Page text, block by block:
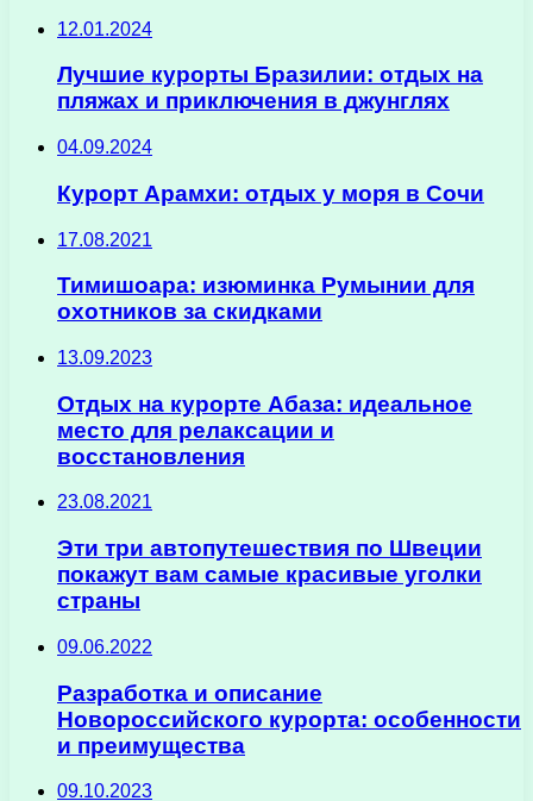
12.01.2024
Лучшие курорты Бразилии: отдых на
пляжах и приключения в джунглях
04.09.2024
Курорт Арамхи: отдых у моря в Сочи
17.08.2021
Тимишоара: изюминка Румынии для
охотников за скидками
13.09.2023
Отдых на курорте Абаза: идеальное
место для релаксации и
восстановления
23.08.2021
Эти три автопутешествия по Швеции
покажут вам самые красивые уголки
страны
09.06.2022
Разработка и описание
Новороссийского курорта: особенности
и преимущества
09.10.2023